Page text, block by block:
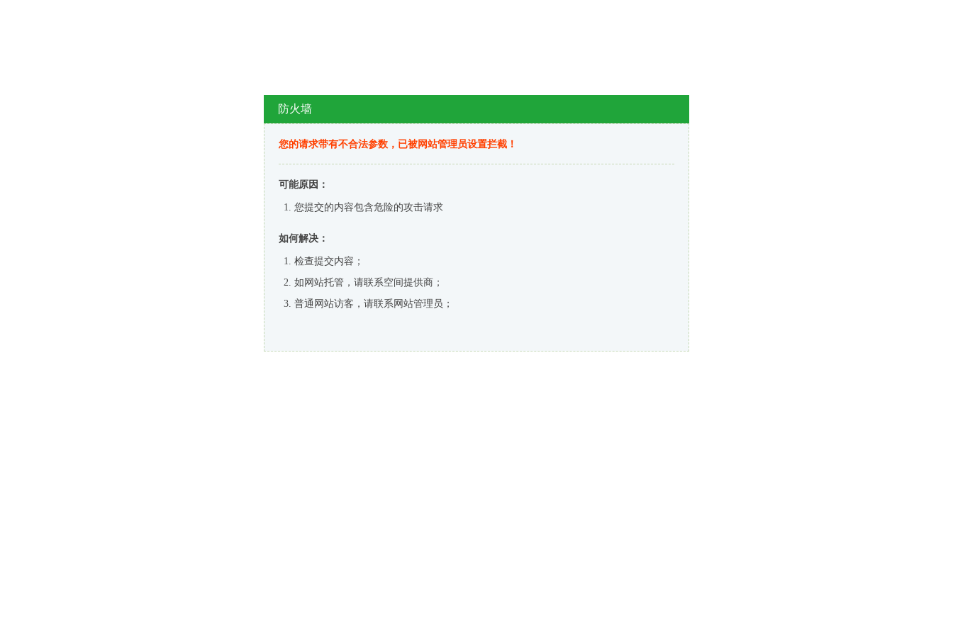
防火墙
您的请求带有不合法参数，已被网站管理员设置拦截！
可能原因：
您提交的内容包含危险的攻击请求
如何解决：
检查提交内容；
如网站托管，请联系空间提供商；
普通网站访客，请联系网站管理员；